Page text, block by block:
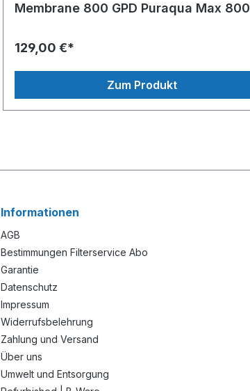
Membrane 800 GPD Puraqua Max 800
129,00 €*
Zum Produkt
Informationen
AGB
Bestimmungen Filterservice Abo
Garantie
Datenschutz
Impressum
Widerrufsbelehrung
Zahlung und Versand
Über uns
Umwelt und Entsorgung